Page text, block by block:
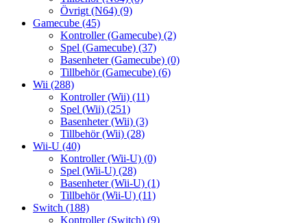
Övrigt (N64) (9)
Gamecube (45)
Kontroller (Gamecube) (2)
Spel (Gamecube) (37)
Basenheter (Gamecube) (0)
Tillbehör (Gamecube) (6)
Wii (288)
Kontroller (Wii) (11)
Spel (Wii) (251)
Basenheter (Wii) (3)
Tillbehör (Wii) (28)
Wii-U (40)
Kontroller (Wii-U) (0)
Spel (Wii-U) (28)
Basenheter (Wii-U) (1)
Tillbehör (Wii-U) (11)
Switch (188)
Kontroller (Switch) (9)